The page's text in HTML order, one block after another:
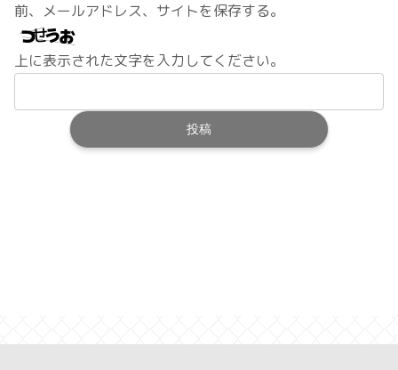
前、メールアドレス、サイトを保存する。
上に表示された文字を入力してください。